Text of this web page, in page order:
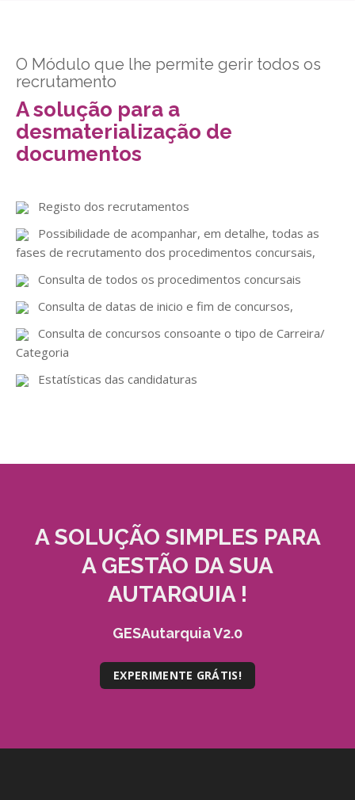
GESDocumental
GESElevador
GESEstatística
GESFaturação
GESFeira
GESSocial
GESRecrutamento
GESSIADAP III
GESToponímia
GESVencimento
GESViaturasAbandonadas
Submeter SAFT
O Módulo que lhe permite gerir todos os
recrutamento
A solução para a
desmaterialização de
documentos
Registo dos recrutamentos
Possibilidade de acompanhar, em detalhe, todas as
fases de recrutamento dos procedimentos concursais,
Consulta de todos os procedimentos concursais
Consulta de datas de inicio e fim de concursos,
Consulta de concursos consoante o tipo de Carreira/
Categoria
Estatísticas das candidaturas
A SOLUÇÃO SIMPLES PARA
A GESTÃO DA SUA
AUTARQUIA !
GESAutarquia V2.0
EXPERIMENTE GRÁTIS!